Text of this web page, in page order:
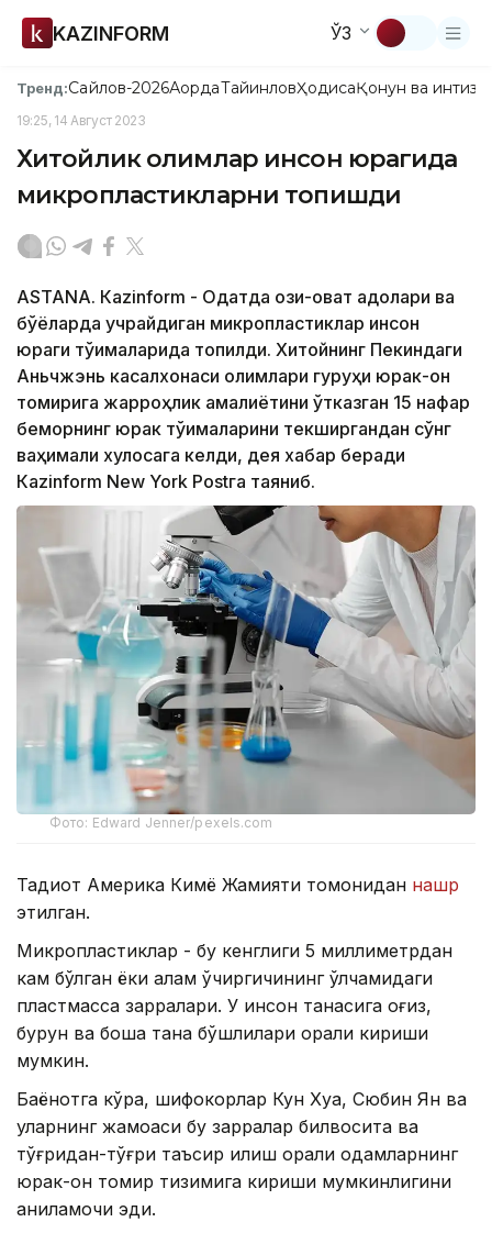
KAZINFORM ЎЗ
Тренд:Сайлов-2026АқордаТайинловҲодисаҚонун ва
19:25, 14 Август 2023
Хитойлик олимлар инсон юрагида
микропластикларни топишди
ASTANА. Кazinform - Одатда озиқ-овқат қадоқлари ва
бўёқларда учрайдиган микропластиклар инсон
юраги тўқималарида топилди. Хитойнинг Пекиндаги
Аньчжэнь касалхонаси олимлари гуруҳи юрак-қон
томирига жарроҳлик амалиётини ўтказган 15 нафар
беморнинг юрак тўқималарини текширгандан сўнг
ваҳимали хулосага келди, дея хабар беради
Кazinform New York Postга таяниб.
Фото: Edward Jenner/pexels.com
Тадқиқот Америка Кимё Жамияти томонидан нашр
этилган.
Микропластиклар - бу кенглиги 5 миллиметрдан
кам бўлган ёки қалам ўчиргичининг ўлчамидаги
пластмасса зарралари. У инсон танасига оғиз,
бурун ва бошқа тана бўшлиқлари орқали кириши
мумкин.
Баёнотга кўра, шифокорлар Кун Хуа, Сюбин Ян ва
уларнинг жамоаси бу зарралар билвосита ва
тўғридан-тўғри таъсир қилиш орқали одамларнинг
юрак-қон томир тизимига кириши мумкинлигини
аниқламоқчи эди.